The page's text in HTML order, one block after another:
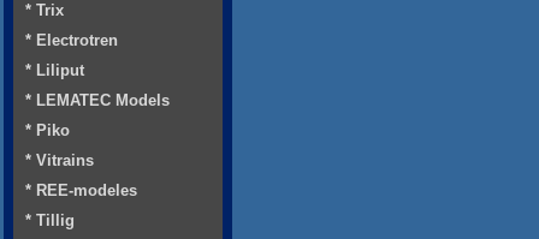
* Trix
* Electrotren
* Liliput
* LEMATEC Models
* Piko
* Vitrains
* REE-modeles
* Tillig